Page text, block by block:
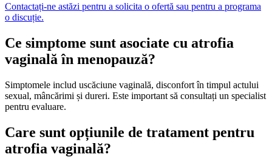
Contactați-ne astăzi pentru a solicita o ofertă sau pentru a programa
o discuție.
Ce simptome sunt asociate cu atrofia
vaginală în menopauză?
Simptomele includ uscăciune vaginală, disconfort în timpul actului
sexual, mâncărimi și dureri. Este important să consultați un specialist
pentru evaluare.
Care sunt opțiunile de tratament pentru
atrofia vaginală?